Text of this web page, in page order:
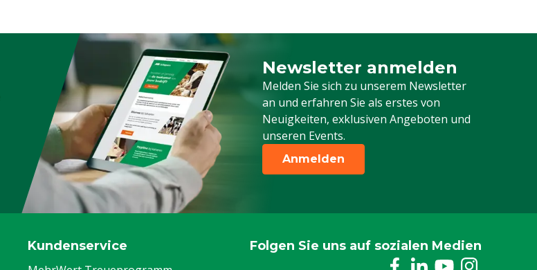
Newsletter anmelden
Melden Sie sich zu unserem Newsletter
an und erfahren Sie als erstes von
Neuigkeiten, exklusiven Angeboten und
unseren Events.
Melden Sie sich für unseren Newsletter
Anmelden
Kundenservice
Folgen Sie uns auf sozialen Medien